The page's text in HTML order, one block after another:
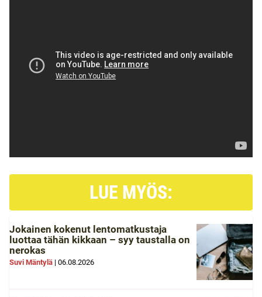
LUE MYÖS:
Jokainen kokenut lentomatkustaja
luottaa tähän kikkaan – syy taustalla on
nerokas
Suvi Mäntylä | 06.08.2026